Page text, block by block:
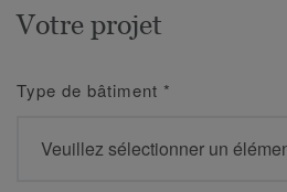
Votre projet
Type de bâtiment *